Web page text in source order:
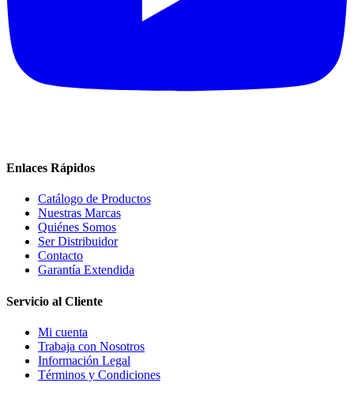
Enlaces Rápidos
Catálogo de Productos
Nuestras Marcas
Quiénes Somos
Ser Distribuidor
Contacto
Garantía Extendida
Servicio al Cliente
Mi cuenta
Trabaja con Nosotros
Información Legal
Términos y Condiciones